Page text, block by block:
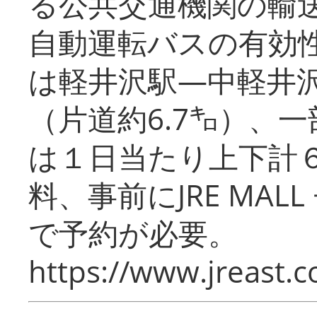
自動運転バスの有効
は軽井沢駅―中軽井
（片道約6.7㌔）、
は１日当たり上下計
料、事前にJRE
で予約が必要。
https://